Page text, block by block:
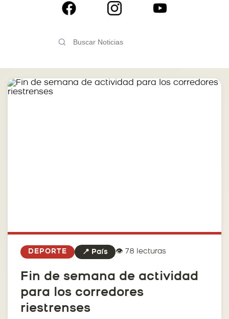
DEPORTE 📍 País 👁️ 78 lecturas
Fin de semana de actividad
para los corredores
riestrenses